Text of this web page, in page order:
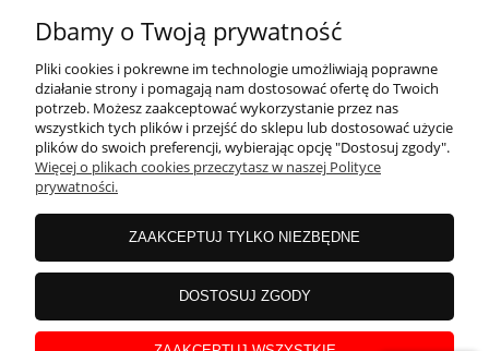
MOJE KONTO
PŁATNOŚCI I DOSTAWA
INFORMACJE
INSTRUKCJE
Dbamy o Twoją prywatność
Pliki cookies i pokrewne im technologie umożliwiają poprawne
działanie strony i pomagają nam dostosować ofertę do Twoich
potrzeb. Możesz zaakceptować wykorzystanie przez nas
wszystkich tych plików i przejść do sklepu lub dostosować użycie
plików do swoich preferencji, wybierając opcję "Dostosuj zgody".
Więcej o plikach cookies przeczytasz w naszej Polityce
prywatności.
ZAAKCEPTUJ TYLKO NIEZBĘDNE
DOSTOSUJ ZGODY